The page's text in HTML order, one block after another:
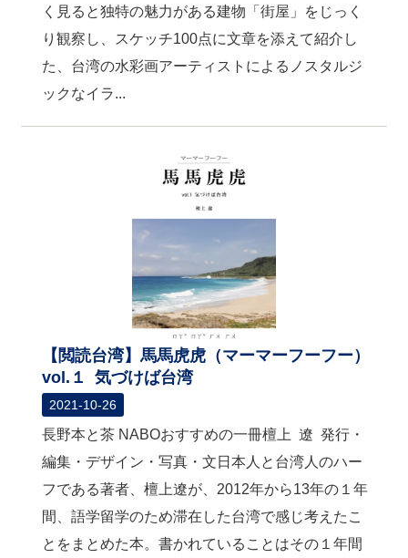
く見ると独特の魅力がある建物「街屋」をじっく
り観察し、スケッチ100点に文章を添えて紹介し
た、台湾の水彩画アーティストによるノスタルジ
ックなイラ...
【閲読台湾】馬馬虎虎（マーマーフーフー）
vol.１ 気づけば台湾
2021-10-26
長野本と茶 NABOおすすめの一冊檀上 遼 発行・
編集・デザイン・写真・文日本人と台湾人のハー
フである著者、檀上遼が、2012年から13年の１年
間、語学留学のため滞在した台湾で感じ考えたこ
とをまとめた本。書かれていることはその１年間